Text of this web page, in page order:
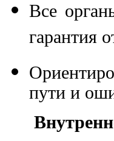
Все
гарантия
пути и